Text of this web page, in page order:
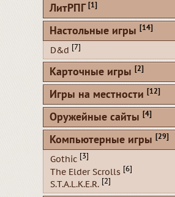
ЛитРПГ [1]
Настольные игры [14]
D&d [7]
Карточные игры [2]
Игры на местности [12]
Оружейные сайты [4]
Компьютерные игры [29]
Gothic [3]
The Elder Scrolls [6]
S.T.A.L.K.E.R. [2]